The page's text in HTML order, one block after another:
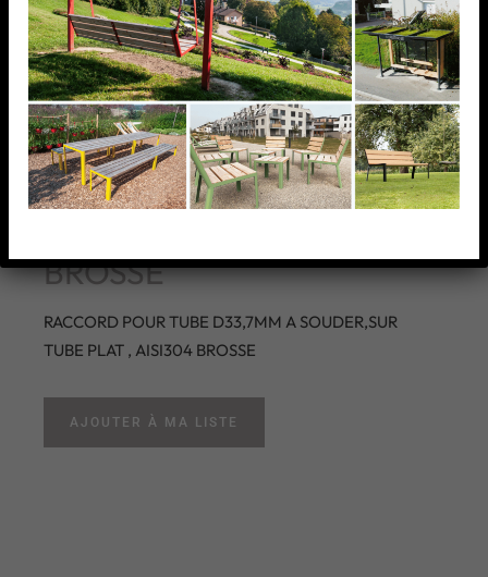
RACCORD POUR TUBE
D33,7MM A SOUDER,SUR
BROSSE
RACCORD POUR TUBE D33,7MM A SOUDER,SUR
TUBE PLAT , AISI304 BROSSE
AJOUTER À MA LISTE